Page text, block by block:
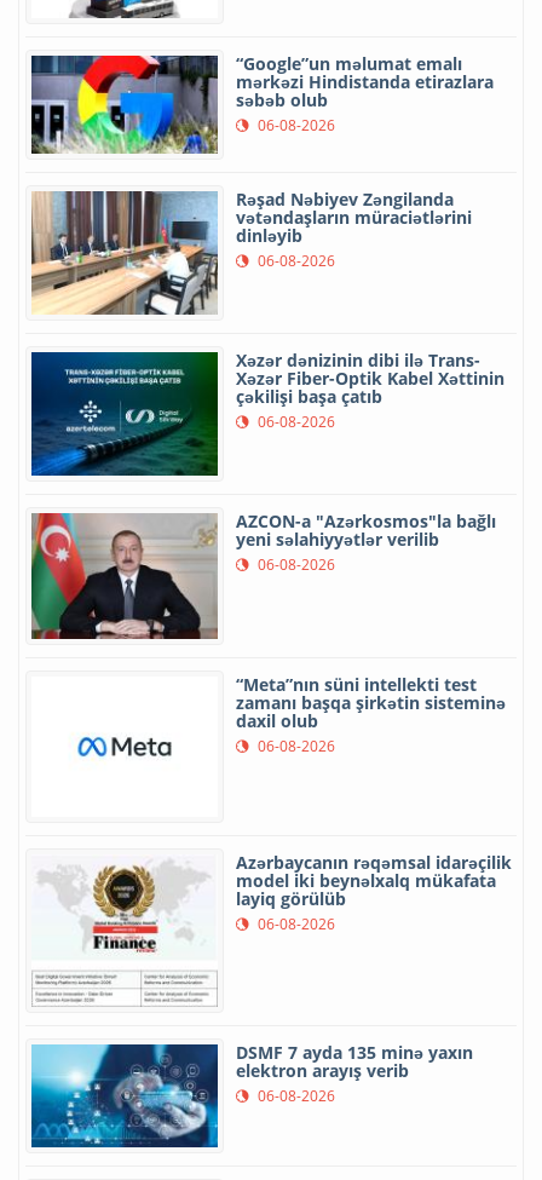
“Google”un məlumat emalı
mərkəzi Hindistanda etirazlara
səbəb olub
06-08-2026
Rəşad Nəbiyev Zəngilanda
vətəndaşların müraciətlərini
dinləyib
06-08-2026
Xəzər dənizinin dibi ilə Trans-
Xəzər Fiber-Optik Kabel Xəttinin
çəkilişi başa çatıb
06-08-2026
AZCON-a "Azərkosmos"la bağlı
yeni səlahiyyətlər verilib
06-08-2026
“Meta”nın süni intellekti test
zamanı başqa şirkətin sisteminə
daxil olub
06-08-2026
Azərbaycanın rəqəmsal idarəçilik
model iki beynəlxalq mükafata
layiq görülüb
06-08-2026
DSMF 7 ayda 135 minə yaxın
elektron arayış verib
06-08-2026